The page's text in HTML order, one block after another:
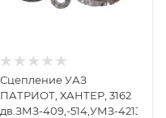
Сцепление УАЗ
ПАТРИОТ, ХАНТЕР, 3162
дв.ЗМЗ-409,-514,УМЗ-4213,-